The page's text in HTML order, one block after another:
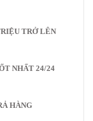
TRỞ LÊN
NHẤT 24/24
HÀNG